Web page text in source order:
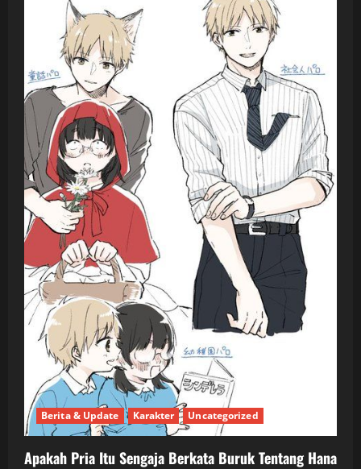
Berita & Update Karakter Uncategorized
Apakah Pria Itu Sengaja Berkata Buruk Tentang Hana